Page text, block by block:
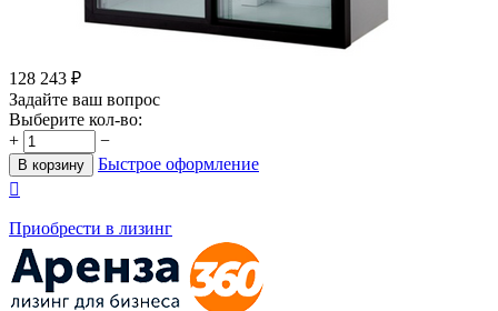
128 243 ₽
Задайте ваш вопрос
Выберите кол-во:
+
−
В корзину
Быстрое оформление

Приобрести в лизинг